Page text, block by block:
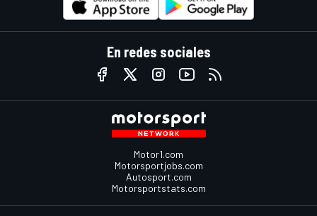
En redes sociales
Motor1.com
Motorsportjobs.com
Autosport.com
Motorsportstats.com